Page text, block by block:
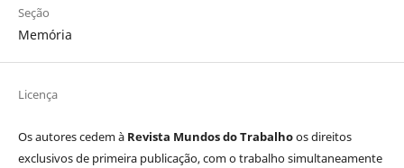
Seção
Memória
Licença
Os autores cedem à Revista Mundos do Trabalhoos direitos
exclusivos de primeira publicação, com o trabalho simultaneamente